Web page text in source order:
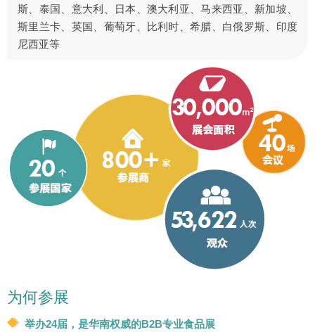
斯、泰国、意大利、日本、澳大利亚、马来西亚、新加坡、
斯里兰卡、英国、葡萄牙、比利时、希腊、白俄罗斯、印度
尼西亚等
为何参展
举办24届，是华南权威的B2B专业食品展